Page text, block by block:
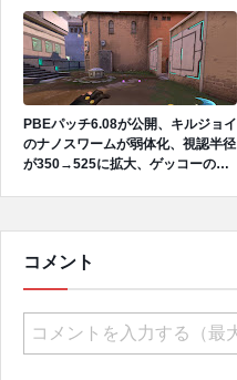
PBEパッチ6.08が公開、キルジョイ
のナノスワームが弱体化、視認半径
が350→525に拡大、ゲッコーのゲ
コメント